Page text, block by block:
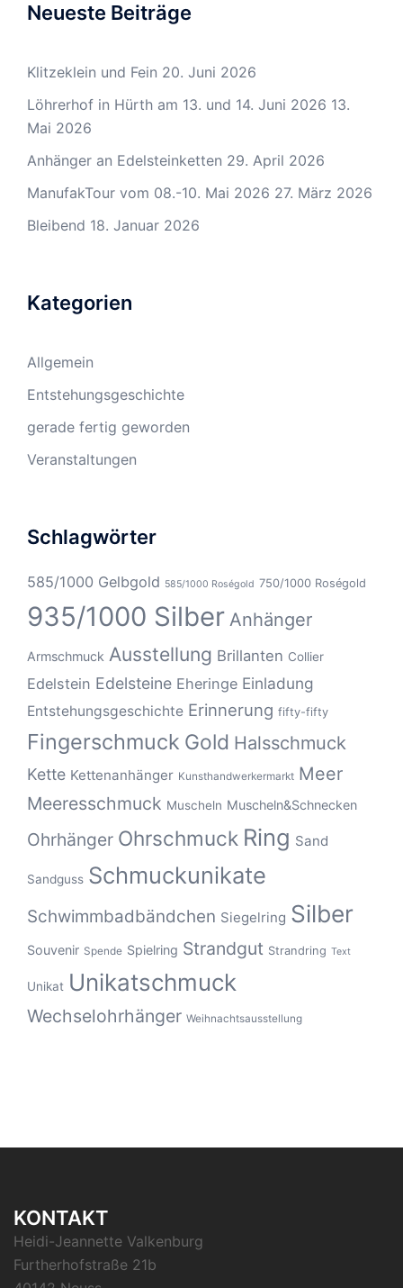
Neueste Beiträge
Klitzeklein und Fein 20. Juni 2026
Löhrerhof in Hürth am 13. und 14. Juni 2026 13.
Mai 2026
Anhänger an Edelsteinketten 29. April 2026
ManufakTour vom 08.-10. Mai 2026 27. März 2026
Bleibend 18. Januar 2026
Kategorien
Allgemein
Entstehungsgeschichte
gerade fertig geworden
Veranstaltungen
Schlagwörter
585/1000 Gelbgold 585/1000 Roségold 750/1000 Roségold
935/1000 Silber Anhänger
Armschmuck Ausstellung Brillanten Collier
Edelstein Edelsteine Eheringe Einladung
Entstehungsgeschichte Erinnerung fifty-fifty
Fingerschmuck Gold Halsschmuck
Kette Kettenanhänger Kunsthandwerkermarkt Meer
Meeresschmuck Muscheln Muscheln&Schnecken
Ohrhänger Ohrschmuck Ring Sand
Sandguss Schmuckunikate
Schwimmbadbändchen Siegelring Silber
Souvenir Spende Spielring Strandgut Strandring Text
Unikat Unikatschmuck
Wechselohrhänger Weihnachtsausstellung
KONTAKT
Heidi-Jeannette Valkenburg
Furtherhofstraße 21b